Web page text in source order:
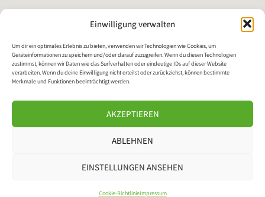
Einwilligung verwalten
Um dir ein optimales Erlebnis zu bieten, verwenden wir Technologien wie Cookies, um
Geräteinformationen zu speichern und/oder darauf zuzugreifen. Wenn du diesen Technologien
zustimmst, können wir Daten wie das Surfverhalten oder eindeutige IDs auf dieser Website
verarbeiten. Wenn du deine Einwilligung nicht erteilst oder zurückziehst, können bestimmte
Merkmale und Funktionen beeinträchtigt werden.
AKZEPTIEREN
ABLEHNEN
EINSTELLUNGEN ANSEHEN
Cookie-RichtlinieImpressum
Regionale Arbeitsgemeinschaft Bildung und Lernen Oldenburg
e.V.
info@rabulo.de